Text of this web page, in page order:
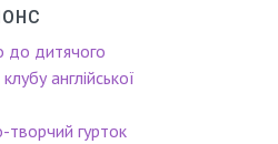
до дитячого
англійської
творчий гурток